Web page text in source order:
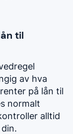
til
av hva
på lån til
normalt
alltid